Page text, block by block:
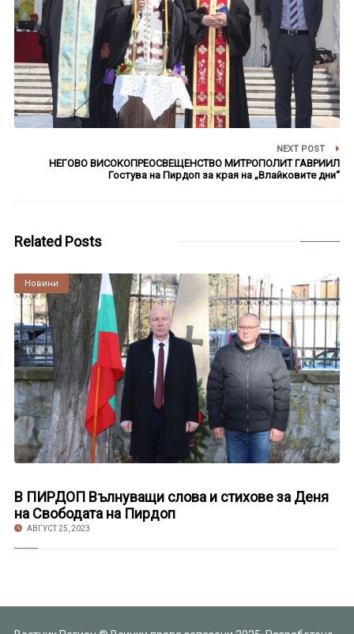
NEXT POST
НЕГОВО ВИСОКОПРЕОСВЕЩЕНСТВО МИТРОПОЛИТ ГАВРИИЛ
Гостува на Пирдоп за края на „Влайковите дни“
Related Posts
Култура
Новини
В ПИРДОП Вълнуващи слова и стихове за Деня
на Свободата на Пирдоп
АВГУСТ 25, 2023